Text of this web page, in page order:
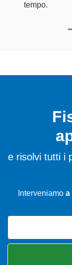
tempo.
e risolvi tutti i
Interveniamo a